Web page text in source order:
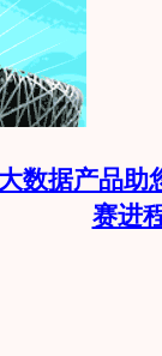
数据产品助
赛进